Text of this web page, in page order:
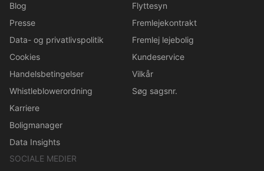
Blog
Presse
Data- og privatlivspolitik
Cookies
Handelsbetingelser
Whistleblowerordning
Karriere
Boligmanager
Data Insights
Flyttesyn
Fremlejekontrakt
Fremlej lejebolig
Kundeservice
Vilkår
Søg sagsnr.
SOCIALE MEDIER